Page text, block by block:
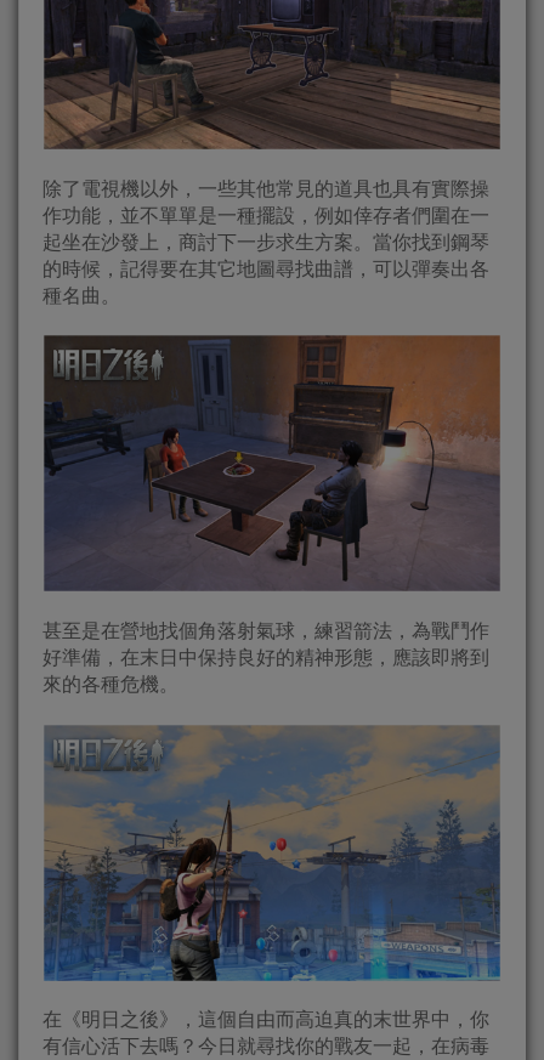
除了電視機以外，一些其他常見的道具也具有實際操
作功能，並不單單是一種擺設，例如倖存者們圍在一
起坐在沙發上，商討下一步求生方案。當你找到鋼琴
的時候，記得要在其它地圖尋找曲譜，可以彈奏出各
種名曲。
甚至是在營地找個角落射氣球，練習箭法，為戰鬥作
好準備，在末日中保持良好的精神形態，應該即將到
來的各種危機。
在《明日之後》，這個自由而高迫真的末世界中，你
有信心活下去嗎？今日就尋找你的戰友一起，在病毒